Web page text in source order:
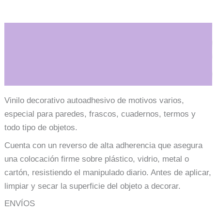
Vinilo decorativo autoadhesivo de motivos varios,
especial para paredes, frascos, cuadernos, termos y
todo tipo de objetos.
Cuenta con un reverso de alta adherencia que asegura
una colocación firme sobre plástico, vidrio, metal o
cartón, resistiendo el manipulado diario. Antes de aplicar,
limpiar y secar la superficie del objeto a decorar.
ENVÍOS